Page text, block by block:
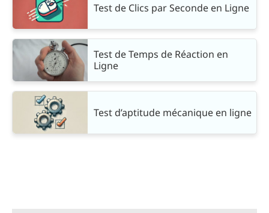
Test de Clics par Seconde en Ligne
Test de Temps de Réaction en
Ligne
Test d’aptitude mécanique en ligne